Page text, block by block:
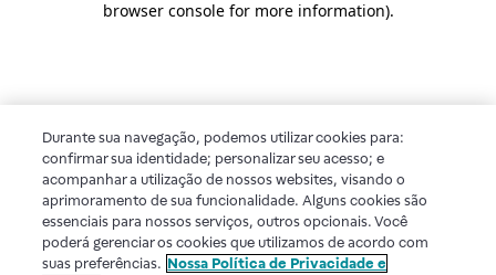
browser console for more information).
Durante sua navegação, podemos utilizar cookies para:
confirmar sua identidade; personalizar seu acesso; e
acompanhar a utilização de nossos websites, visando o
aprimoramento de sua funcionalidade. Alguns cookies são
essenciais para nossos serviços, outros opcionais. Você
poderá gerenciar os cookies que utilizamos de acordo com
suas preferências. Nossa Política de Privacidade e